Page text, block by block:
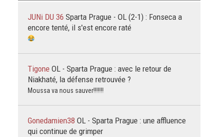
JUNi DU 36 Sparta Prague - OL (2-1) : Fonseca a
encore tenté, il s'est encore raté
Tigone OL - Sparta Prague : avec le retour de
Niakhaté, la défense retrouvée ?
Moussa va nous sauver!!!!!!!
Gonedamien38 OL - Sparta Prague : une affluence
qui continue de grimper